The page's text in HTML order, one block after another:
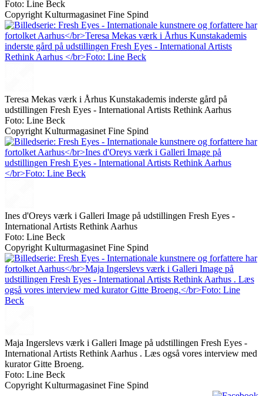
Foto: Line Beck
Copyright Kulturmagasinet Fine Spind
Teresa Mekas værk i Århus Kunstakademis inderste gård på
udstillingen Fresh Eyes - International Artists Rethink Aarhus
Foto: Line Beck
Copyright Kulturmagasinet Fine Spind
Ines d'Oreys værk i Galleri Image på udstillingen Fresh Eyes -
International Artists Rethink Aarhus
Foto: Line Beck
Copyright Kulturmagasinet Fine Spind
Maja Ingerslevs værk i Galleri Image på udstillingen Fresh Eyes -
International Artists Rethink Aarhus . Læs også vores interview med
kurator Gitte Broeng.
Foto: Line Beck
Copyright Kulturmagasinet Fine Spind